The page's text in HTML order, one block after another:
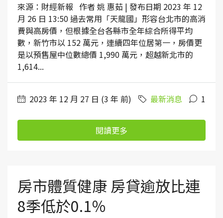
來源：財經新報 作者 姚 惠茹 | 發布日期 2023 年 12
月 26 日 13:50 過去常用「天龍國」形容台北市的高消
費與高房價，但根據全台各縣市全年綜合所得平均
數，新竹市以 152 萬元，連續四年位居第一，房價更
是以預售屋中位數總價 1,990 萬元，超越新北市的
1,614...
2023 年 12 月 27 日 (3 年 前) 最新消息 1
閱讀更多
房市體質健康 房貸逾放比連
8季低於0.1％